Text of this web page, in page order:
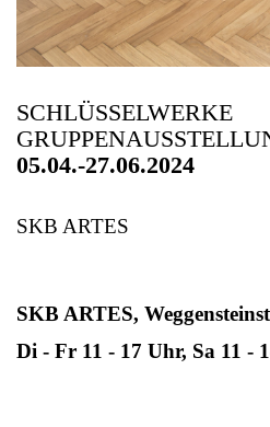
SCHLÜSSELWERKE
05.04.-27.06.2024
SKB ARTES
SKB ARTES,
Di - Fr 11 - 17 Uhr, Sa 11 -